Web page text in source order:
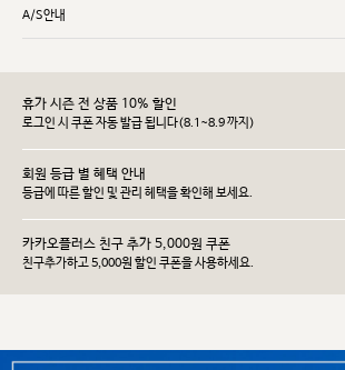
A/S안내
휴가 시즌 전 상품 10% 할인
로그인 시 쿠폰 자동 발급 됩니다(8.1~8.9 까지)
회원 등급 별 혜택 안내
등급에 따른 할인 및 관리 헤택을 확인해 보세요.
카카오플러스 친구 추가 5,000원 쿠폰
친구추가하고 5,000원 할인 쿠폰을 사용하세요.